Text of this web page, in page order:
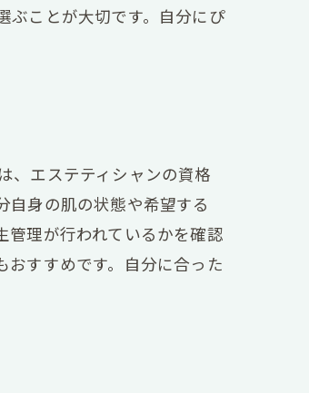
ぶことが大切です。自分にぴ
、エステティシャンの資格
自身の肌の状態や希望する
管理が行われているかを確認
すすめです。自分に合った